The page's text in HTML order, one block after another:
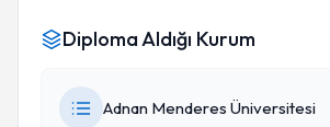
Diploma Aldığı Kurum
Adnan Menderes Üniversitesi